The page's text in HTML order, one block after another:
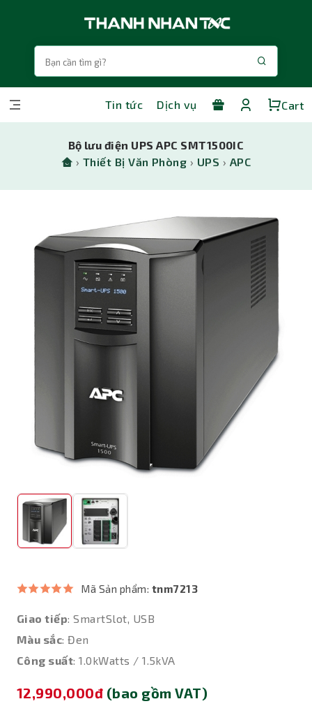
Tin tức Dịch vụ Cart
Bộ lưu điện UPS APC SMT1500IC
› Thiết Bị Văn Phòng › UPS › APC
Mã Sản phẩm: tnm7213
Giao tiếp: SmartSlot, USB
Màu sắc: Đen
Công suất: 1.0kWatts / 1.5kVA
12,990,000đ (bao gồm VAT)